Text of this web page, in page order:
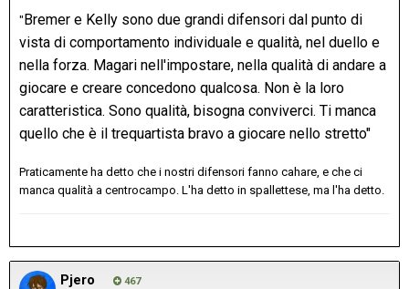
"Bremer e Kelly sono due grandi difensori dal punto di
vista di comportamento individuale e qualità, nel duello e
nella forza. Magari nell'impostare, nella qualità di andare a
giocare e creare concedono qualcosa. Non è la loro
caratteristica. Sono qualità, bisogna conviverci. Ti manca
quello che è il trequartista bravo a giocare nello stretto"
Praticamente ha detto che i nostri difensori fanno cahare, e che ci
manca qualità a centrocampo. L'ha detto in spallettese, ma l'ha detto.
Pjero 467